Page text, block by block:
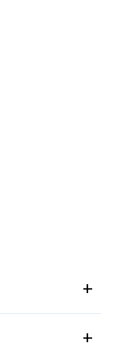
+
+